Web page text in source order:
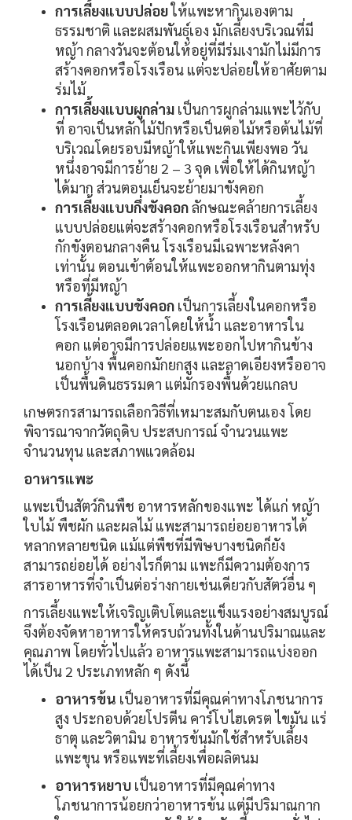
การเลี้ยงแบบปล่อยให้แพะหากินเองตาม
ธรรมชาติ และผสมพันธุ์เอง มักเลี้ยงบริเวณที่มี
หญ้า กลางวันจะต้อนให้อยู่ที่มีร่มเงามักไม่มีการ
สร้างคอกหรือโรงเรือน แต่จะปล่อยให้อาศัยตาม
ร่มไม้
การเลี้ยงแบบผูกล่าม เป็นการผูกล่ามแพะไว้กับ
ที่ อาจเป็นหลักไม้ปักหรือเป็นตอไม้หรือต้นไม้ที่
บริเวณโดยรอบมีหญ้าให้แพะกินเพียงพอ วัน
หนึ่งอาจมีการย้าย 2 – 3 จุด เพื่อให้ได้กินหญ้า
ได้มาก ส่วนตอนเย็นจะย้ายมาขังคอก
การเลี้ยงแบบกึ่งขังคอกลักษณะคล้ายการเลี้ยง
แบบปล่อยแต่จะสร้างคอกหรือโรงเรือนสำหรับ
กักขังตอนกลางคืน โรงเรือนมีเฉพาะหลังคา
เท่านั้น ตอนเข้าต้อนให้แพะออกหากินตามทุ่ง
หรือที่มีหญ้า
การเลี้ยงแบบขังคอก เป็นการเลี้ยงในคอกหรือ
โรงเรือนตลอดเวลาโดยให้น้ำ และอาหารใน
คอก แต่อาจมีการปล่อยแพะออกไปหากินข้าง
นอกบ้าง พื้นคอกมักยกสูง และลาดเอียงหรืออาจ
เป็นพื้นดินธรรมดา แต่มักรองพื้นด้วยแกลบ
เกษตรกรสามารถเลือกวิธีที่เหมาะสมกับตนเอง โดย
พิจารณาจากวัตถุดิบ ประสบการณ์ จำนวนแพะ
จำนวนทุน และสภาพแวดล้อม
อาหารแพะ
แพะเป็นสัตว์กินพืช อาหารหลักของแพะ ได้แก่ หญ้า
ใบไม้ พืชผัก และผลไม้ แพะสามารถย่อยอาหารได้
หลากหลายชนิด แม้แต่พืชที่มีพิษบางชนิดก็ยัง
สามารถย่อยได้ อย่างไรก็ตาม แพะก็มีความต้องการ
สารอาหารที่จำเป็นต่อร่างกายเช่นเดียวกับสัตว์อื่น ๆ
การเลี้ยงแพะให้เจริญเติบโตและแข็งแรงอย่างสมบูรณ์
จึงต้องจัดหาอาหารให้ครบถ้วนทั้งในด้านปริมาณและ
คุณภาพ โดยทั่วไปแล้ว อาหารแพะสามารถแบ่งออก
ได้เป็น 2 ประเภทหลัก ๆ ดังนี้
อาหารข้น เป็นอาหารที่มีคุณค่าทางโภชนาการ
สูง ประกอบด้วยโปรตีน คาร์โบไฮเดรต ไขมัน แร่
ธาตุ และวิตามิน อาหารข้นมักใช้สำหรับเลี้ยง
แพะขุน หรือแพะที่เลี้ยงเพื่อผลิตนม
อาหารหยาบ เป็นอาหารที่มีคุณค่าทาง
โภชนาการน้อยกว่าอาหารข้น แต่มีปริมาณกาก